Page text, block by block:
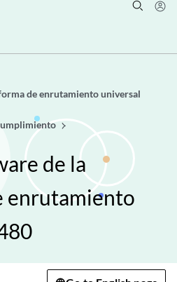
de enrutamiento universal
de la
enrutamiento